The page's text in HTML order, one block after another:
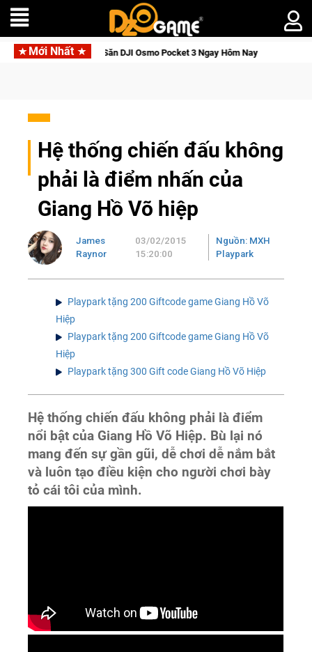
Mới Nhất
Tỉnh, Săn DJI Osmo Pocket 3 Ngay Hôm Nay Lineage W –
Hệ thống chiến đấu không
phải là điểm nhấn của
Giang Hồ Võ hiệp
James
Raynor
03/02/2015
15:20:00
Nguồn: MXH
Playpark
Playpark tặng 200 Giftcode game Giang Hồ Võ
Hiệp
Playpark tặng 200 Giftcode game Giang Hồ Võ
Hiệp
Playpark tặng 300 Gift code Giang Hồ Võ Hiệp
Hệ thống chiến đấu không phải là điểm
nổi bật của Giang Hồ Võ Hiệp. Bù lại nó
mang đến sự gần gũi, dễ chơi dễ nắm bắt
và luôn tạo điều kiện cho người chơi bày
tỏ cái tôi của mình.